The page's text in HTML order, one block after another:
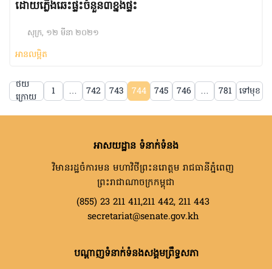
ដោយភ្លើងឆេះផ្ទះចំនួន៣ខ្នងផ្ទះ
សុក្រ, ១២ មីនា ២០២១
អានលម្អិត
ថយ
ក្រោយ
1 … 742 743 744 745 746 … 781 ទៅមុខ
អាសយដ្ឋាន ទំនាក់ទំនង
វិមានរដ្ឋចំការមន មហាវិថីព្រះនរោត្តម រាជធានីភ្នំពេញ
ព្រះរាជាណាចក្រកម្ពុជា
(855) 23 211 411,211 442, 211 443
secretariat@senate.gov.kh
បណ្តាញទំនាក់ទំនងសង្គមព្រឹទ្ធសភា